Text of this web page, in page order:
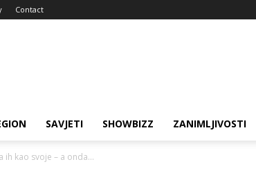
Contact
SAVJETI SHOWBIZZ ZANIMLJIVOSTI
ih kao svoje – a onda...